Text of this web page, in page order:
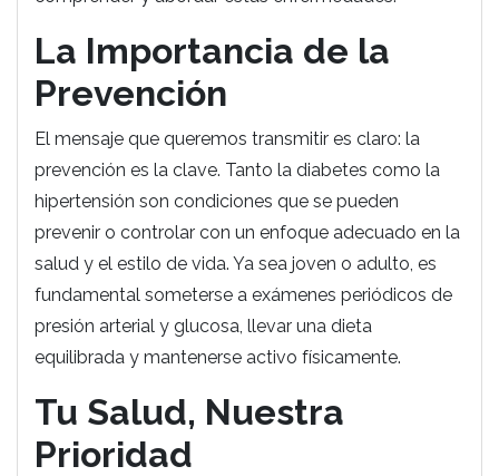
La Importancia de la
Prevención
El mensaje que queremos transmitir es claro: la
prevención es la clave. Tanto la diabetes como la
hipertensión son condiciones que se pueden
prevenir o controlar con un enfoque adecuado en la
salud y el estilo de vida. Ya sea joven o adulto, es
fundamental someterse a exámenes periódicos de
presión arterial y glucosa, llevar una dieta
equilibrada y mantenerse activo físicamente.
Tu Salud, Nuestra
Prioridad